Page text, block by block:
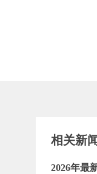
相关新闻
2026年最